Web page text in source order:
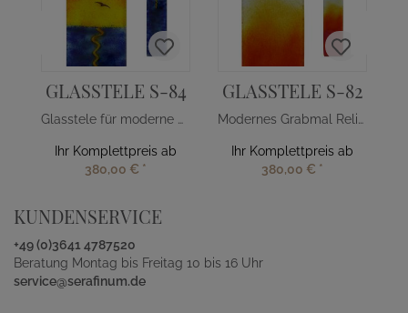
GLASSTELE S-84
Glasstele für moderne Grabsteine Sonnenuntargang
Ihr Komplettpreis ab
380,00 € *
GLASSTELE S-82
Modernes Grabmal Relief Glasdekor Orange-Gelb
Ihr Komplettpreis ab
380,00 € *
KUNDENSERVICE
+49 (0)3641 4787520
Beratung Montag bis Freitag 10 bis 16 Uhr
service@serafinum.de